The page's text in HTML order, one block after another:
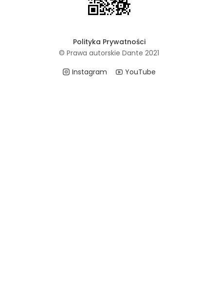
Polityka Prywatności
© Prawa autorskie Dante 2021
Instagram
YouTube